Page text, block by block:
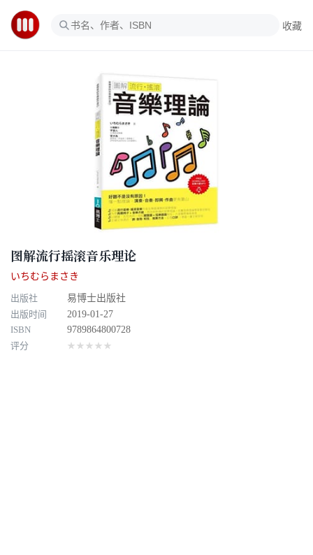
收藏
图解流行摇滚音乐理论
いちむらまさき
出版社
易博士出版社
出版时间
2019-01-27
ISBN
9789864800728
评分
★★★★★